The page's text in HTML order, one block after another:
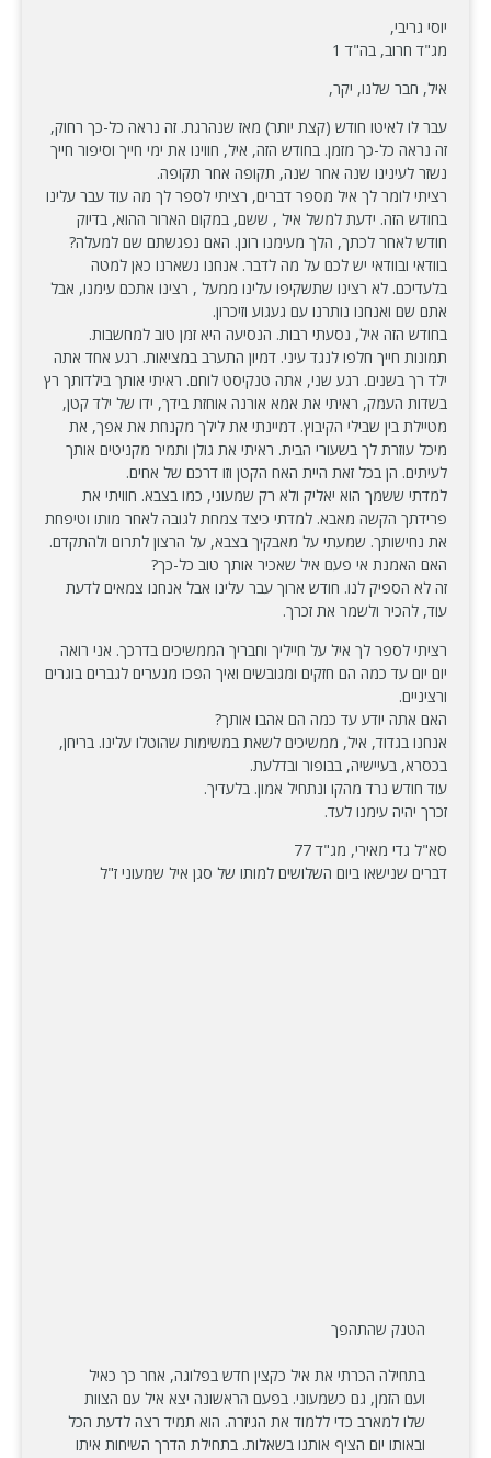
יוסי גריבי,
מג"ד חרוב, בה"ד 1
איל, חבר שלנו, יקר,
עבר לו לאיטו חודש (קצת יותר) מאז שנהרגת. זה נראה כל-כך רחוק,
זה נראה כל-כך מזמן. בחודש הזה, איל, חווינו את ימי חייך וסיפור חייך
נשזר לעינינו שנה אחר שנה, תקופה אחר תקופה.
רציתי לומר לך איל מספר דברים, רציתי לספר לך מה עוד עבר עלינו
בחודש הזה. ידעת למשל איל , ששם, במקום הארור ההוא, בדיוק
חודש לאחר לכתך, הלך מעימנו רונן. האם נפגשתם שם למעלה?
בוודאי ובוודאי יש לכם על מה לדבר. אנחנו נשארנו כאן למטה
בלעדיכם. לא רצינו שתשקיפו עלינו ממעל , רצינו אתכם עימנו, אבל
אתם שם ואנחנו נותרנו עם געגוע וזיכרון.
בחודש הזה איל, נסעתי רבות. הנסיעה היא זמן טוב למחשבות.
תמונות חייך חלפו לנגד עיני. דמיון התערב במציאות. רגע אחד אתה
ילד רך בשנים. רגע שני, אתה טנקיסט לוחם. ראיתי אותך בילדותך רץ
בשדות העמק, ראיתי את אמא אורנה אוחזת בידך, ידו של ילד קטן,
מטיילת בין שבילי הקיבוץ. דמיינתי את לילך מקנחת את אפך, את
מיכל עוזרת לך בשעורי הבית. ראיתי את גולן ותמיר מקניטים אותך
לעיתים. הן בכל זאת היית האח הקטן וזו דרכם של אחים.
למדתי ששמך הוא יאליק ולא רק שמעוני, כמו בצבא. חוויתי את
פרידתך הקשה מאבא. למדתי כיצד צמחת לגובה לאחר מותו וטיפחת
את נחישותך. שמעתי על מאבקיך בצבא, על הרצון לתרום ולהתקדם.
האם האמנת אי פעם איל שאכיר אותך טוב כל-כך?
זה לא הספיק לנו. חודש ארוך עבר עלינו אבל אנחנו צמאים לדעת
עוד, להכיר ולשמר את זכרך.
רציתי לספר לך איל על חייליך וחבריך הממשיכים בדרכך. אני רואה
יום יום עד כמה הם חזקים ומגובשים ואיך הפכו מנערים לגברים בוגרים
ורציניים.
האם אתה יודע עד כמה הם אהבו אותך?
אנחנו בגדוד, איל, ממשיכים לשאת במשימות שהוטלו עלינו. בריחן,
בכסרא, בעיישיה, בבופור ובדלעת.
עוד חודש נרד מהקו ונתחיל אמון. בלעדיך.
זכרך יהיה עימנו לעד.
סא"ל גדי מאירי, מג"ד 77
דברים שנישאו ביום השלושים למותו של סגן איל שמעוני ז"ל
הטנק שהתהפך
בתחילה הכרתי את איל כקצין חדש בפלוגה, אחר כך כאיל
ועם הזמן, גם כשמעוני. בפעם הראשונה יצא איל עם הצוות
שלו למארב כדי ללמוד את הגיזרה. הוא תמיד רצה לדעת הכל
ובאותו יום הציף אותנו בשאלות. בתחילת הדרך השיחות איתו